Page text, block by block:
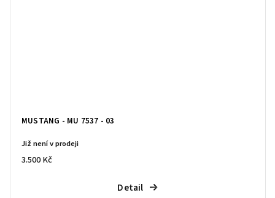
MUSTANG - MU 7537 - 03
Již není v prodeji
3.500 Kč
Detail